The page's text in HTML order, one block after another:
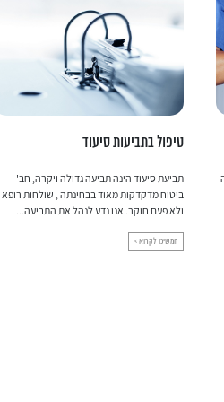
שירותים פרא רפואיים
טיפולים פרא רפואיים טיפולים הפרא-רפואיים
כוללים פיזיותרפיה, ריפוי בעיסוק, קלינאות
תקשורת, טיפול במחול, טיפול במוזיקה, טיפול